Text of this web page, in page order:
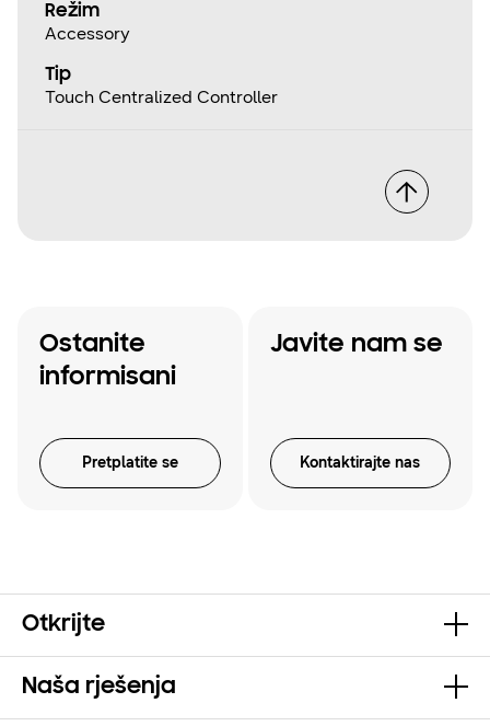
Režim
Accessory
Tip
Touch Centralized Controller
Ostanite
informisani
Pretplatite se
Javite nam se
Kontaktirajte nas
Otkrijte
Naša rješenja